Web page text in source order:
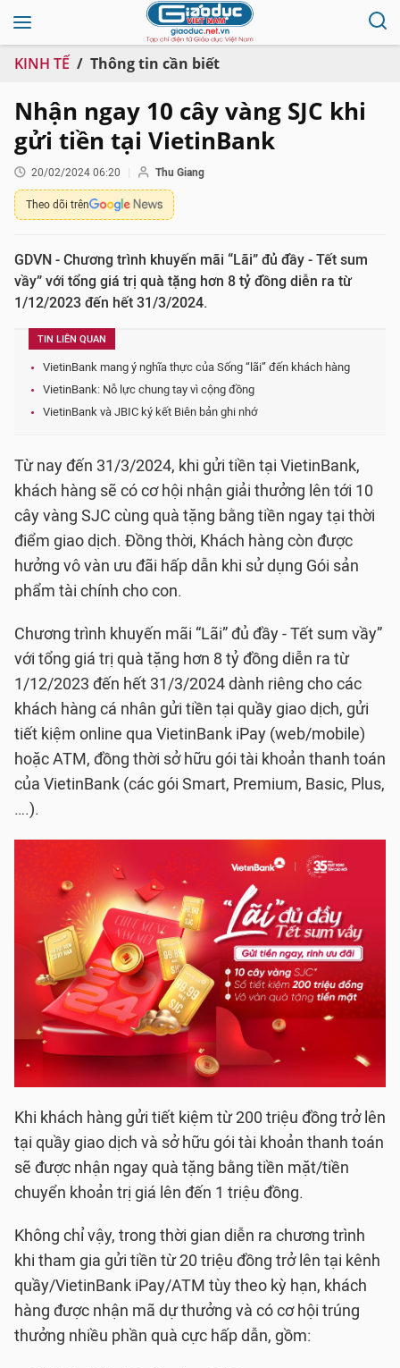
KINH TẾ Thông tin cần biết
Nhận ngay 10 cây vàng SJC khi
gửi tiền tại VietinBank
20/02/2024 06:20 Thu Giang
Theo dõi trên
GDVN - Chương trình khuyến mãi “Lãi” đủ đầy - Tết sum
vầy” với tổng giá trị quà tặng hơn 8 tỷ đồng diễn ra từ
1/12/2023 đến hết 31/3/2024.
TIN LIÊN QUAN
VietinBank mang ý nghĩa thực của Sống “lãi” đến khách hàng
VietinBank: Nỗ lực chung tay vì cộng đồng
VietinBank và JBIC ký kết Biên bản ghi nhớ
Từ nay đến 31/3/2024, khi gửi tiền tại VietinBank,
khách hàng sẽ có cơ hội nhận giải thưởng lên tới 10
cây vàng SJC cùng quà tặng bằng tiền ngay tại thời
điểm giao dịch. Đồng thời, Khách hàng còn được
hưởng vô vàn ưu đãi hấp dẫn khi sử dụng Gói sản
phẩm tài chính cho con.
Chương trình khuyến mãi “Lãi” đủ đầy - Tết sum vầy”
với tổng giá trị quà tặng hơn 8 tỷ đồng diễn ra từ
1/12/2023 đến hết 31/3/2024 dành riêng cho các
khách hàng cá nhân gửi tiền tại quầy giao dịch, gửi
tiết kiệm online qua VietinBank iPay (web/mobile)
hoặc ATM, đồng thời sở hữu gói tài khoản thanh toán
của VietinBank (các gói Smart, Premium, Basic, Plus,
….).
Khi khách hàng gửi tiết kiệm từ 200 triệu đồng trở lên
tại quầy giao dịch và sở hữu gói tài khoản thanh toán
sẽ được nhận ngay quà tặng bằng tiền mặt/tiền
chuyển khoản trị giá lên đến 1 triệu đồng.
Không chỉ vậy, trong thời gian diễn ra chương trình
khi tham gia gửi tiền từ 20 triệu đồng trở lên tại kênh
quầy/VietinBank iPay/ATM tùy theo kỳ hạn, khách
hàng được nhận mã dự thưởng và có cơ hội trúng
thưởng nhiều phần quà cực hấp dẫn, gồm: